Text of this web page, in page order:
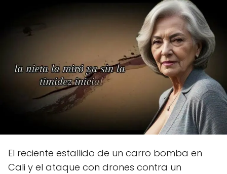
El reciente estallido de un carro bomba en
Cali y el ataque con drones contra un